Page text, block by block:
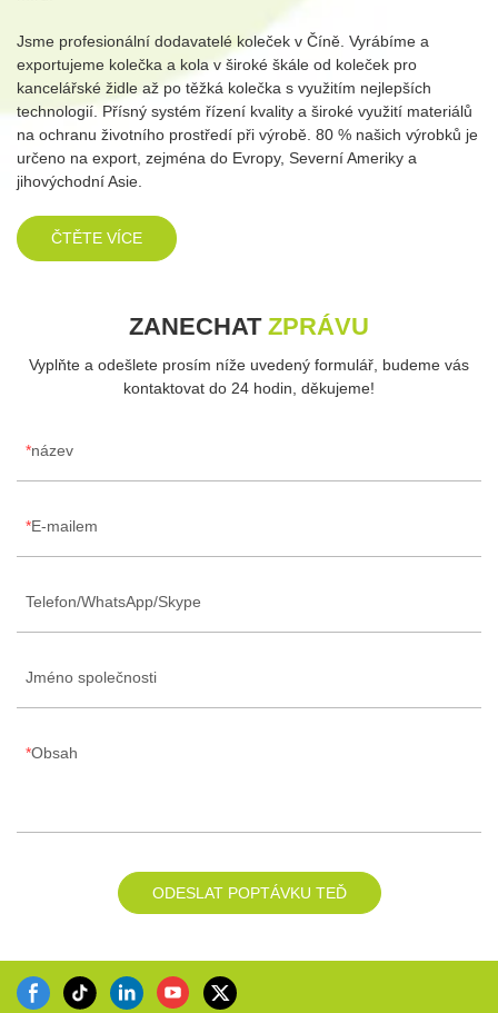
Jsme profesionální dodavatelé koleček v Číně. Vyrábíme a
exportujeme kolečka a kola v široké škále od koleček pro
kancelářské židle až po těžká kolečka s využitím nejlepších
technologií. Přísný systém řízení kvality a široké využití materiálů
na ochranu životního prostředí při výrobě. 80 % našich výrobků je
určeno na export, zejména do Evropy, Severní Ameriky a
jihovýchodní Asie.
ČTĚTE VÍCE
ZANECHAT ZPRÁVU
Vyplňte a odešlete prosím níže uvedený formulář, budeme vás
kontaktovat do 24 hodin, děkujeme!
název
E-mailem
Telefon/WhatsApp/Skype
Jméno společnosti
Obsah
ODESLAT POPTÁVKU TEĎ